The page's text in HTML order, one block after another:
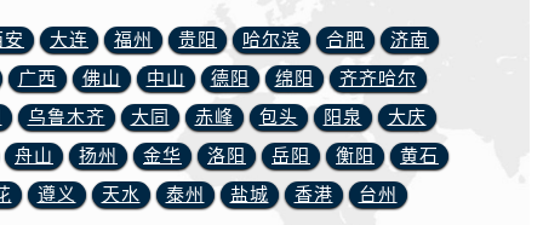
安 大连 福州 贵阳 哈尔滨 合肥
济南
广西 佛山 中山 德阳 绵阳
齐齐哈尔
乌鲁木齐 大同 赤峰 包头 阳泉
大庆
舟山 扬州 金华 洛阳 岳阳 衡阳
黄石
遵义 天水 泰州 盐城 香港 台州